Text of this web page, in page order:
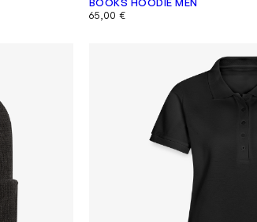
65,00 €